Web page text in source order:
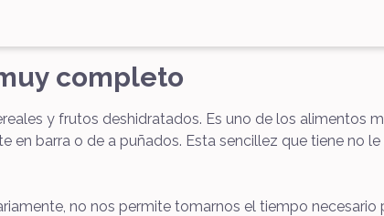
completo
y frutos deshidratados. Es uno de los alimentos
en barra o de a puñados. Esta sencillez que tiene no
no nos permite tomarnos el tiempo